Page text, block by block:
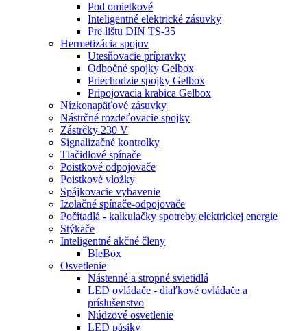
Pod omietkové
Inteligentné elektrické zásuvky
Pre lištu DIN TS-35
Hermetizácia spojov
Utesňovacie prípravky
Odbočné spojky Gelbox
Priechodzie spojky Gelbox
Pripojovacia krabica Gelbox
Nízkonapäťové zásuvky
Nástrčné rozdeľovacie spojky
Zástrčky 230 V
Signalizačné kontrolky
Tlačidlové spínače
Poistkové odpojovače
Poistkové vložky
Spájkovacie vybavenie
Izolačné spínače-odpojovače
Počítadlá - kalkulačky spotreby elektrickej energie
Stýkače
Inteligentné akčné členy
BleBox
Osvetlenie
Nástenné a stropné svietidlá
LED ovládače - diaľkové ovládače a
príslušenstvo
Núdzové osvetlenie
LED pásiky